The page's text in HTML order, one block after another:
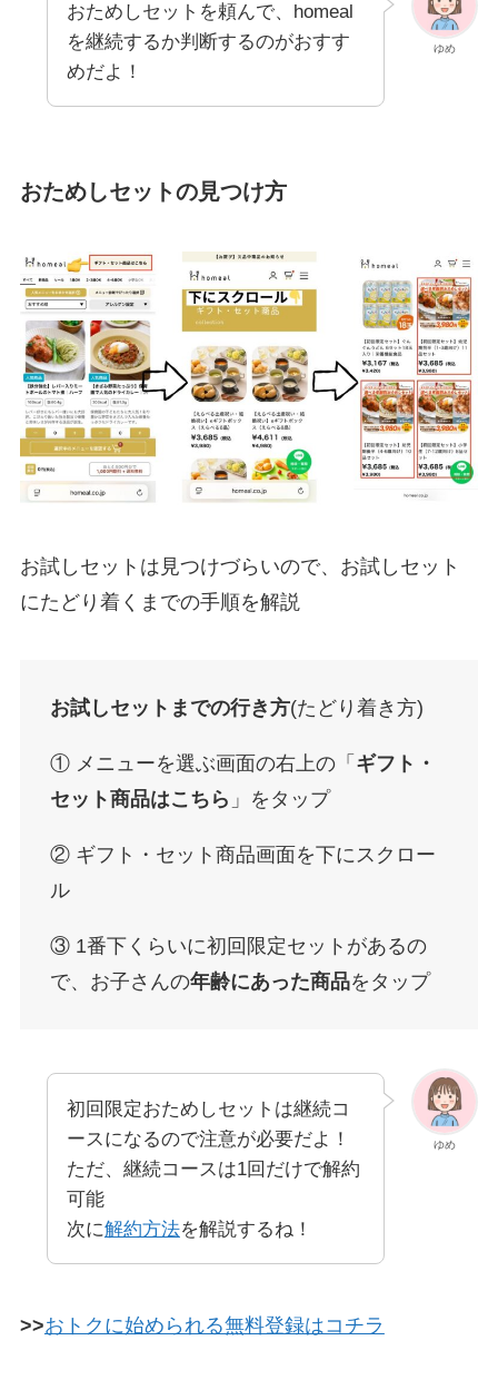
ゆめ
おためしセットを頼んで、homeal
を継続するか判断するのがおすす
めだよ！
おためしセットの見つけ方
お試しセットは見つけづらいので、お試しセット
にたどり着くまでの手順を解説
お試しセットまでの行き方(たどり着き方)
① メニューを選ぶ画面の右上の「 ギフト・
セット商品はこちら 」をタップ
② ギフト・セット商品画面を下にスクロー
ル
③ 1番下くらいに初回限定セットがあるの
で、お子さんの年齢にあった商品をタップ
ゆめ
初回限定おためしセットは継続コ
ースになるので注意が必要だよ！
ただ、継続コースは1回だけで解約
可能
次に解約方法を解説するね！
>>おトクに始められる無料登録はコチラ